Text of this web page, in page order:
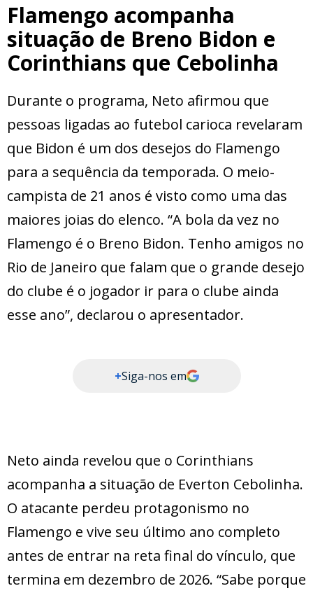
Flamengo acompanha
situação de Breno Bidon e
Corinthians que Cebolinha
Durante o programa, Neto afirmou que
pessoas ligadas ao futebol carioca revelaram
que Bidon é um dos desejos do Flamengo
para a sequência da temporada. O meio-
campista de 21 anos é visto como uma das
maiores joias do elenco. “A bola da vez no
Flamengo é o Breno Bidon. Tenho amigos no
Rio de Janeiro que falam que o grande desejo
do clube é o jogador ir para o clube ainda
esse ano”, declarou o apresentador.
+Siga-nos em
Neto ainda revelou que o Corinthians
acompanha a situação de Everton Cebolinha.
O atacante perdeu protagonismo no
Flamengo e vive seu último ano completo
antes de entrar na reta final do vínculo, que
termina em dezembro de 2026. “Sabe porque